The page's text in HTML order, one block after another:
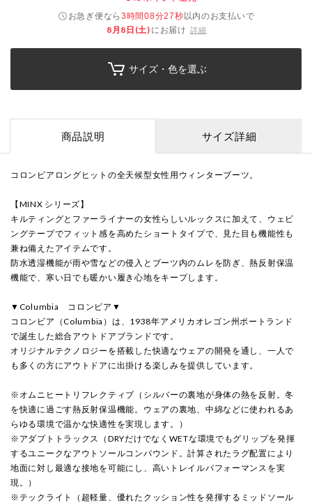
お急ぎ便なら3時間08分26秒以内のお支払いで
8月8日(土) にお届け 詳細
サイズ・色を選ぶ
商品説明 サイズ詳細
コロンビアロングヒットの全天候型女性用ウィンターブーツ。
【MINX シリーズ】
キルティングとファーライナーの女性らしいルックスに加えて、ウェビ
ングテープでフィット感を高めたショートタイプで、見た目も機能性も
兼ね備えたアイテムです。
防水透湿機能が雨や雪などの侵入とブーツ内のムレを防ぎ、熱反射保温
機能で、寒い日でも暖かい履き心地をキープします。
▼Columbia コロンビア▼
コロンビア（Columbia）は、1938年アメリカオレゴン州ポートランド
で誕生した総合アウトドアブランドです。
オリジナルテクノロジーを搭載した快適なウェアの開発を通し、一人で
も多くの方にアウトドアに出掛ける楽しみを提供しています。
※オムニヒートリフレクティブ（シルバーの裏地が身体の熱を反射。冬
を快適に過ごす熱反射保温機能。ウェアの裏地、中綿などに使われるあ
らゆる環境で温かな快適性を実現します。）
※アダプトトラックス（DRYだけでなくWETな環境でもグリップを発揮
するユニークなアウトソールコンパウンド。計算されたラグ配置により
地面に対し最適な接地を可能にし、高いトレイルパフォーマンスを実
現。）
※テックライト（超軽量、優れたクッション性を発揮するミッドソール